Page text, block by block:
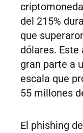
del 215%
que
dólares.
gran parte a
escala que
55 millones
El phishing